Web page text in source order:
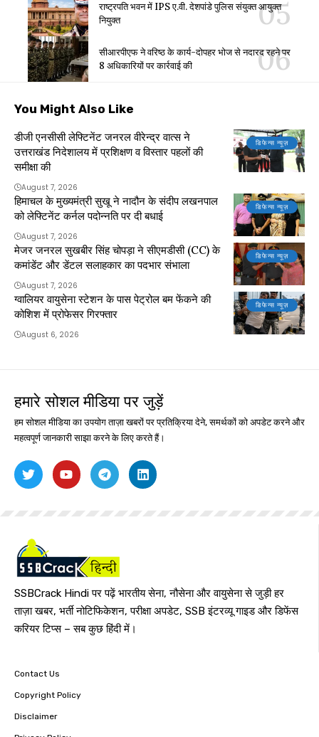
राष्ट्रपति भवन में IPS ए.वी. देशपांडे पुलिस संयुक्त आयुक्त
नियुक्त
सीआरपीएफ ने वरिष्ठ के कार्य-दोपहर भोज से नदारद रहने पर
8 अधिकारियों पर कार्रवाई की
You Might Also Like
डिफेन्स न्यूज़
डीजी एनसीसी लेफ्टिनेंट जनरल वीरेन्द्र वात्स ने
उत्तराखंड निदेशालय में प्रशिक्षण व विस्तार पहलों की
समीक्षा की
August 7, 2026
डिफेन्स न्यूज़
हिमाचल के मुख्यमंत्री सुखू ने नादौन के संदीप लखनपाल
को लेफ्टिनेंट कर्नल पदोन्नति पर दी बधाई
August 7, 2026
डिफेन्स न्यूज़
मेजर जनरल सुखबीर सिंह चोपड़ा ने सीएमडीसी (CC) के
कमांडेंट और डेंटल सलाहकार का पदभार संभाला
August 7, 2026
डिफेन्स न्यूज़
ग्वालियर वायुसेना स्टेशन के पास पेट्रोल बम फेंकने की
कोशिश में प्रोफेसर गिरफ्तार
August 6, 2026
हमारे सोशल मीडिया पर जुड़ें
हम सोशल मीडिया का उपयोग ताज़ा खबरों पर प्रतिक्रिया देने, समर्थकों को अपडेट करने और
महत्वपूर्ण जानकारी साझा करने के लिए करते हैं।
SSBCrack Hindi पर पढ़ें भारतीय सेना, नौसेना और वायुसेना से जुड़ी हर
ताज़ा खबर, भर्ती नोटिफिकेशन, परीक्षा अपडेट, SSB इंटरव्यू गाइड और डिफेंस
करियर टिप्स – सब कुछ हिंदी में।
Contact Us
Copyright Policy
Disclaimer